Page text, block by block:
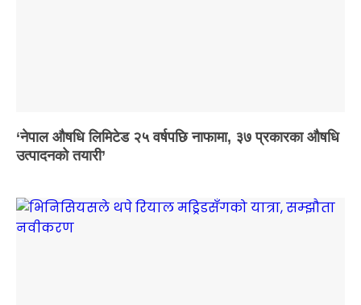
‘नेपाल औषधि लिमिटेड २५ वर्षपछि नाफामा, ३७ प्रकारका औषधि
उत्पादनको तयारी’